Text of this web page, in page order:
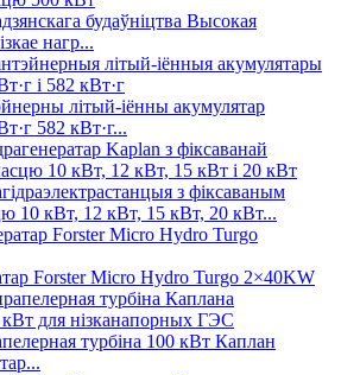
будаўніцтва Высокая
нагр...
літый-іённы акумулятар
582 кВт·г...
з фіксаваным
10 кВт, 12 кВт, 15 кВт, 20 кВт...
Forster Micro Hydro Turgo 2×40KW
турбіна 100 кВт Каплан